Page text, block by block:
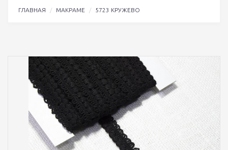
ГЛАВНАЯ МАКРАМЕ 5723 КРУЖЕВО